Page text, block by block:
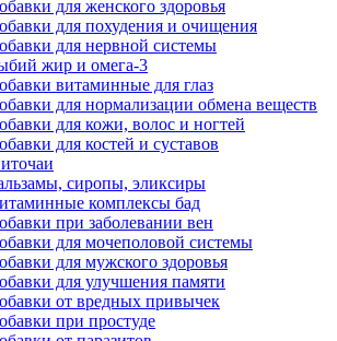
для женского здоровья
для похудения и очищения
для нервной системы
жир и омега-3
витаминные для глаз
для нормализации обмена веществ
для кожи, волос и ногтей
для костей и суставов
сиропы, эликсиры
комплексы бад
при заболевании вен
для мочеполовой системы
для мужского здоровья
для улучшения памяти
от вредных привычек
при простуде